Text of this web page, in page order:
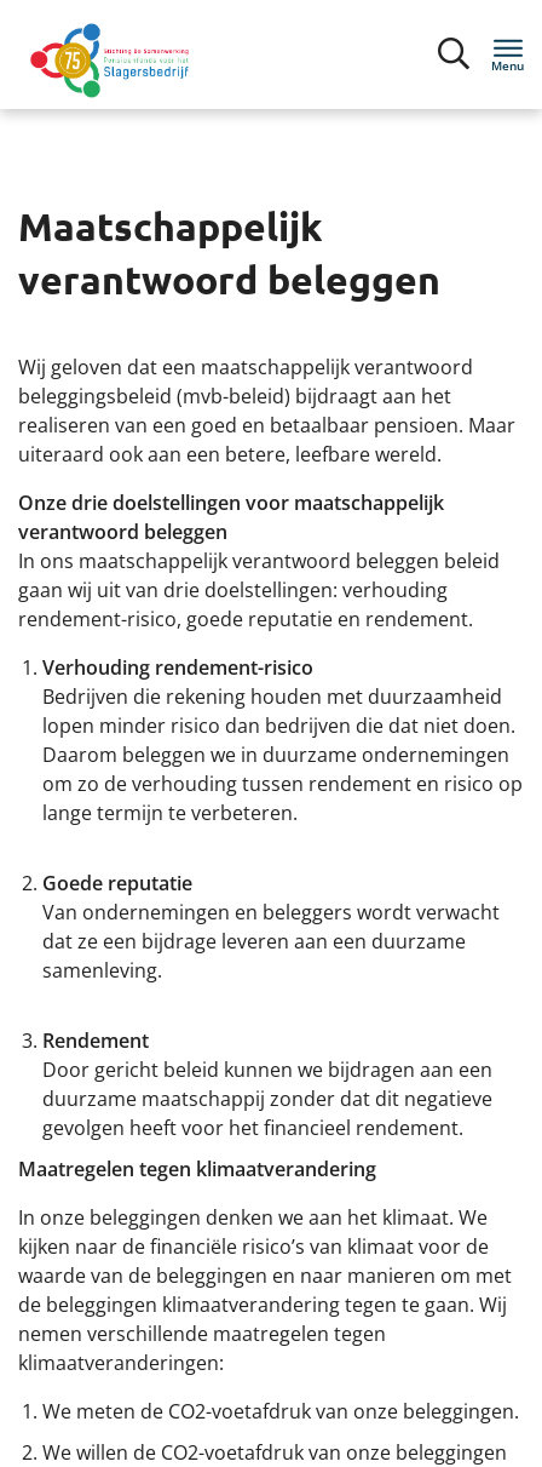
Menu
Deelnemers
Over het pensioenfonds
Pensioenregeling
Organisatie
Financiën
Beleggingsbeleid
Translate
Het nieuwe pensioen
Maatschappelijk
verantwoord beleggen
Wij geloven dat een maatschappelijk verantwoord
beleggingsbeleid (mvb-beleid) bijdraagt aan het
realiseren van een goed en betaalbaar pensioen. Maar
uiteraard ook aan een betere, leefbare wereld.
Onze drie doelstellingen voor maatschappelijk
verantwoord beleggen
In ons maatschappelijk verantwoord beleggen beleid
gaan wij uit van drie doelstellingen: verhouding
rendement-risico, goede reputatie en rendement.
Verhouding rendement-risico
Bedrijven die rekening houden met duurzaamheid
lopen minder risico dan bedrijven die dat niet doen.
Daarom beleggen we in duurzame ondernemingen
om zo de verhouding tussen rendement en risico op
lange termijn te verbeteren.
Goede reputatie
Van ondernemingen en beleggers wordt verwacht
dat ze een bijdrage leveren aan een duurzame
samenleving.
Rendement
Door gericht beleid kunnen we bijdragen aan een
duurzame maatschappij zonder dat dit negatieve
gevolgen heeft voor het financieel rendement.
Maatregelen tegen klimaatverandering
In onze beleggingen denken we aan het klimaat. We
kijken naar de financiële risico’s van klimaat voor de
waarde van de beleggingen en naar manieren om met
de beleggingen klimaatverandering tegen te gaan. Wij
nemen verschillende maatregelen tegen
klimaatveranderingen:
We meten de CO2-voetafdruk van onze beleggingen.
We willen de CO2-voetafdruk van onze beleggingen